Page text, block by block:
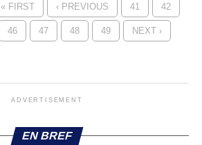
« FIRST ‹ PREVIOUS 41 42
46 47 48 49 NEXT ›
ADVERTISEMENT
EN BREF